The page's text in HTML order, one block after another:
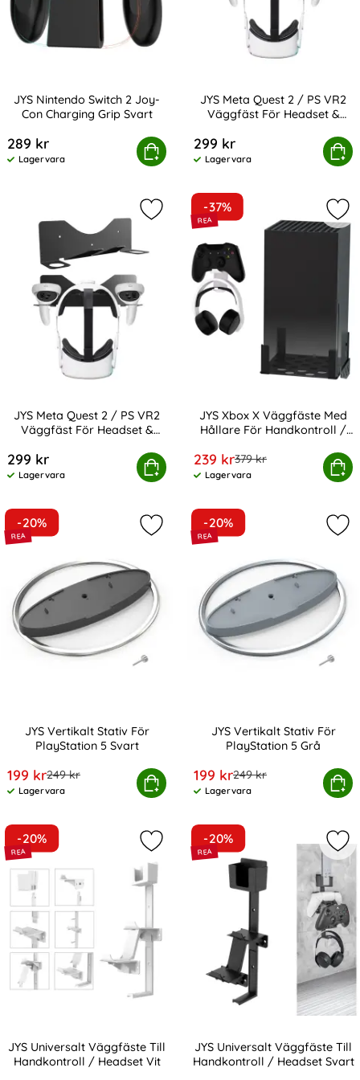
JYS Nintendo Switch 2 Joy-
Con Charging Grip Svart
289 kr
Tillgänglighet:
Lagervara
Köp
Nintendo Switch 2 Joy-Con Charging Grip Svart
JYS Meta Quest 2 / PS VR2
Väggfäst För Headset &
299 kr
Tillgänglighet:
Lagervara
Köp
JYS Meta Quest 2 / PS VR2
JYS Meta Quest 2 / PS VR2
Väggfäst För Headset &
299 kr
Tillgänglighet:
Lagervara
Köp
Quest 2 / PS VR2 Väggfäst För Headset & Kontroll
Markera jYS Meta Quest 2 / PS
-37%
JYS Xbox X Väggfäste Med
Hållare För Handkontroll /
rea pris
239 krtidigare pris
379 kr
Tillgänglighet:
Lagervara
Köp
JYS Xbox X Väggfäste Med
-20%
JYS Vertikalt Stativ För
PlayStation 5 Svart
rea pris
199 krtidigare pris
249 kr
Tillgänglighet:
Lagervara
Köp
JYS Vertikalt Stativ För PlayStation 5 Svart
Markera jYS Vertikalt Stativ För
-20%
JYS Vertikalt Stativ För
PlayStation 5 Grå
rea pris
199 krtidigare pris
249 kr
Tillgänglighet:
Lagervara
Köp
JYS Vertikalt Stativ För
-20%
JYS Universalt Väggfäste Till
Handkontroll / Headset Vit
Markera jYS Universalt Väggfäste
-20%
JYS Universalt Väggfäste Till
Handkontroll / Headset Svart